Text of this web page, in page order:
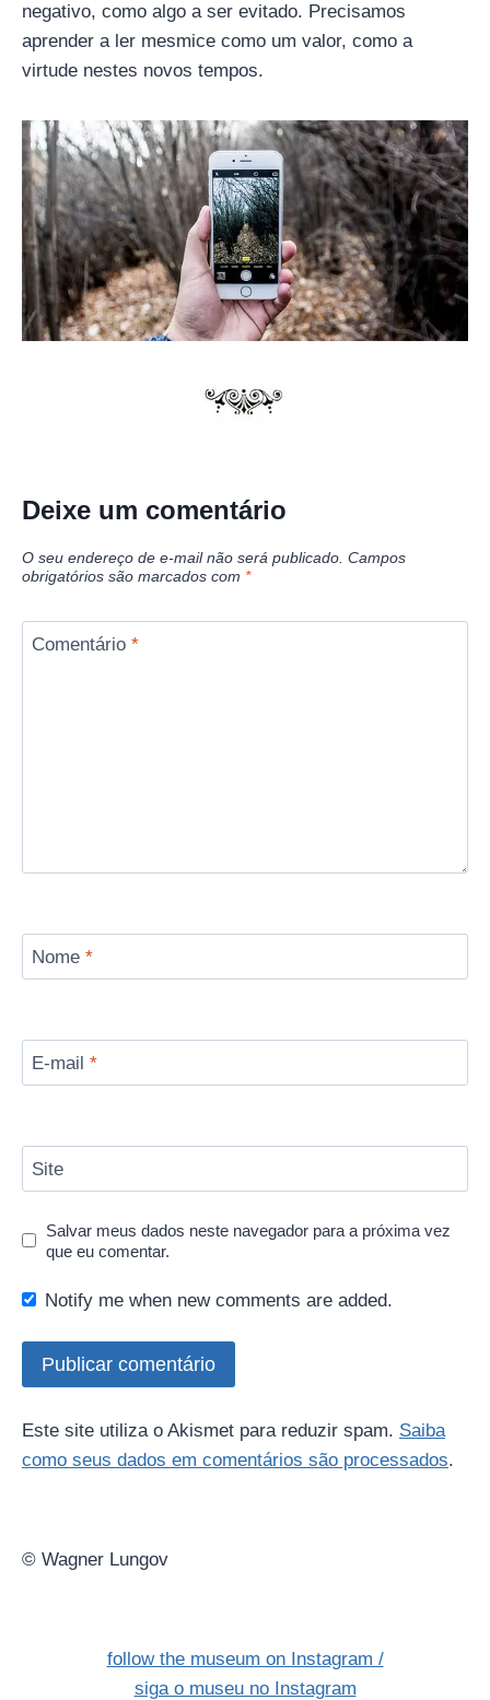
negativo, como algo a ser evitado. Precisamos
aprender a ler mesmice como um valor, como a
virtude nestes novos tempos.
Deixe um comentário
O seu endereço de e-mail não será publicado. Campos
obrigatórios são marcados com *
Comentário *
Nome *
E-mail *
Site
Salvar meus dados neste navegador para a próxima vez
que eu comentar.
Notify me when new comments are added.
Este site utiliza o Akismet para reduzir spam. Saiba
como seus dados em comentários são processados.
© Wagner Lungov
follow the museum on Instagram /
siga o museu no Instagram